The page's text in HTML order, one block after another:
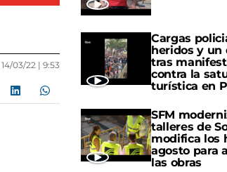
14/03/22 | 9:53
Cargas
heridos y un
tras
contra la
turística en
SFM
talleres de
modifica los
agosto para
las obras